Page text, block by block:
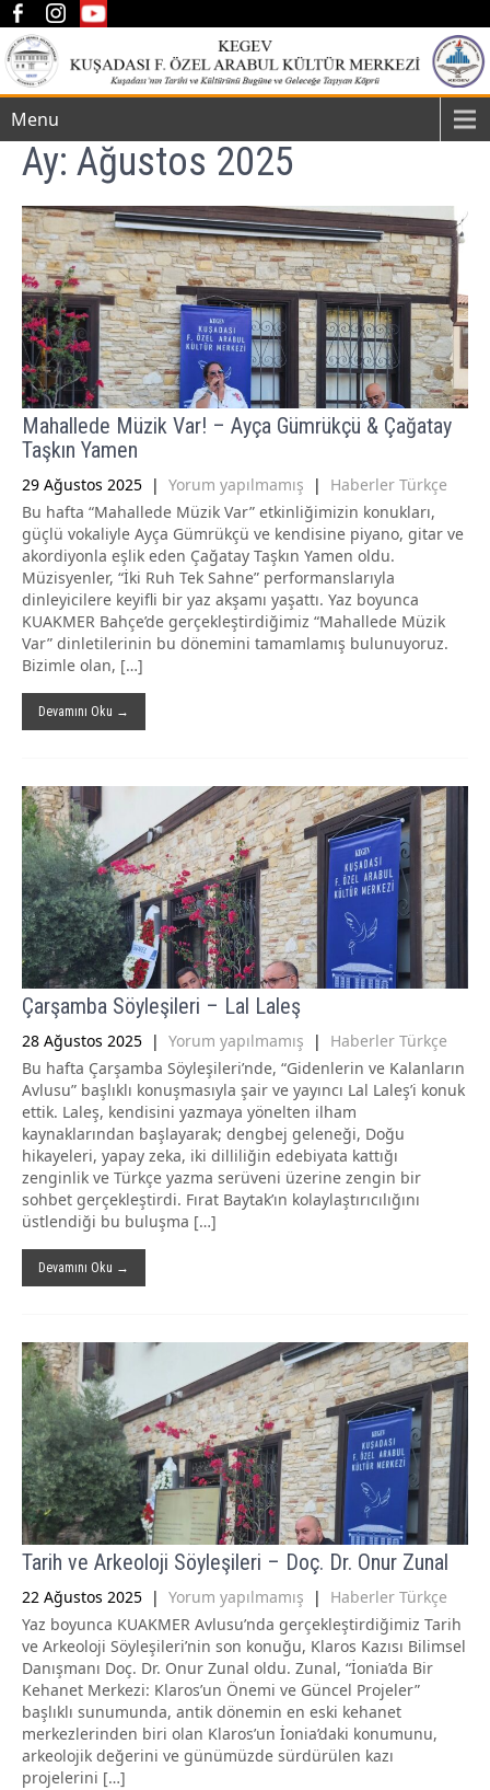
Menu
Ay: Ağustos 2025
Mahallede Müzik Var! – Ayça Gümrükçü & Çağatay
Taşkın Yamen
29 Ağustos 2025 | Yorum yapılmamış | Haberler Türkçe
Bu hafta “Mahallede Müzik Var” etkinliğimizin konukları,
güçlü vokaliyle Ayça Gümrükçü ve kendisine piyano, gitar ve
akordiyonla eşlik eden Çağatay Taşkın Yamen oldu.
Müzisyenler, “İki Ruh Tek Sahne” performanslarıyla
dinleyicilere keyifli bir yaz akşamı yaşattı. Yaz boyunca
KUAKMER Bahçe’de gerçekleştirdiğimiz “Mahallede Müzik
Var” dinletilerinin bu dönemini tamamlamış bulunuyoruz.
Bizimle olan, […]
Devamını Oku →
Çarşamba Söyleşileri – Lal Laleş
28 Ağustos 2025 | Yorum yapılmamış | Haberler Türkçe
Bu hafta Çarşamba Söyleşileri’nde, “Gidenlerin ve Kalanların
Avlusu” başlıklı konuşmasıyla şair ve yayıncı Lal Laleş’i konuk
ettik. Laleş, kendisini yazmaya yönelten ilham
kaynaklarından başlayarak; dengbej geleneği, Doğu
hikayeleri, yapay zeka, iki dilliliğin edebiyata kattığı
zenginlik ve Türkçe yazma serüveni üzerine zengin bir
sohbet gerçekleştirdi. Fırat Baytak’ın kolaylaştırıcılığını
üstlendiği bu buluşma […]
Devamını Oku →
Tarih ve Arkeoloji Söyleşileri – Doç. Dr. Onur Zunal
22 Ağustos 2025 | Yorum yapılmamış | Haberler Türkçe
Yaz boyunca KUAKMER Avlusu’nda gerçekleştirdiğimiz Tarih
ve Arkeoloji Söyleşileri’nin son konuğu, Klaros Kazısı Bilimsel
Danışmanı Doç. Dr. Onur Zunal oldu. Zunal, “İonia’da Bir
Kehanet Merkezi: Klaros’un Önemi ve Güncel Projeler”
başlıklı sunumunda, antik dönemin en eski kehanet
merkezlerinden biri olan Klaros’un İonia’daki konumunu,
arkeolojik değerini ve günümüzde sürdürülen kazı
projelerini […]